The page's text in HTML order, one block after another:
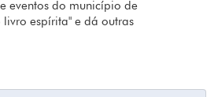
eventos do município de
espírita" e dá outras